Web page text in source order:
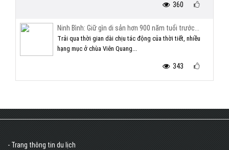
360
Ninh Bình: Giữ gìn di sản hơn 900 năm tuổi trước...
Trải qua thời gian dài chịu tác động của thời tiết, nhiều
hạng mục ở chùa Viên Quang...
343
- Trang thông tin du lịch